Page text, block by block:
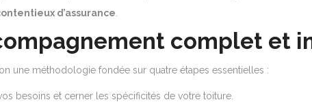
d’assurance
complet et
une méthodologie fondée sur quatre étapes essentielles :
besoins et cerner les spécificités de votre toiture.